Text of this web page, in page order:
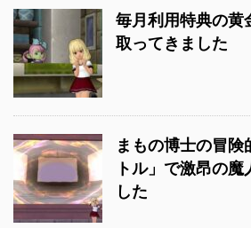
毎月利用特典の黄
取ってきました
まもの博士の冒
トル」で激昂の
した